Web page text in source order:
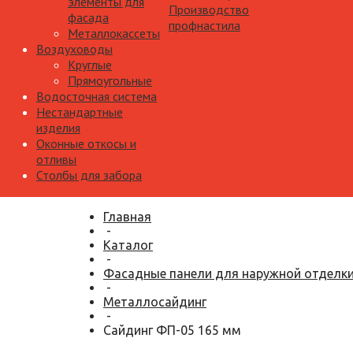
фасада
Металлокассеты
Воздуховоды
Круглые
Прямоугольные
Водосточная система
Нестандартные
изделия
Оконные откосы и
отливы
Столбы для забора
Производство
профнастила
Главная
-
Каталог
-
Фасадные панели для наружной отделки
-
Металлосайдинг
-
Сайдинг ФП-05 165 мм